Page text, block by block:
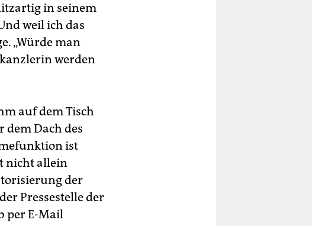
in seinem
weil ich das
„Würde man
werden
auf dem Tisch
Dach des
ist
nicht allein
der
Pressestelle der
per E-Mail